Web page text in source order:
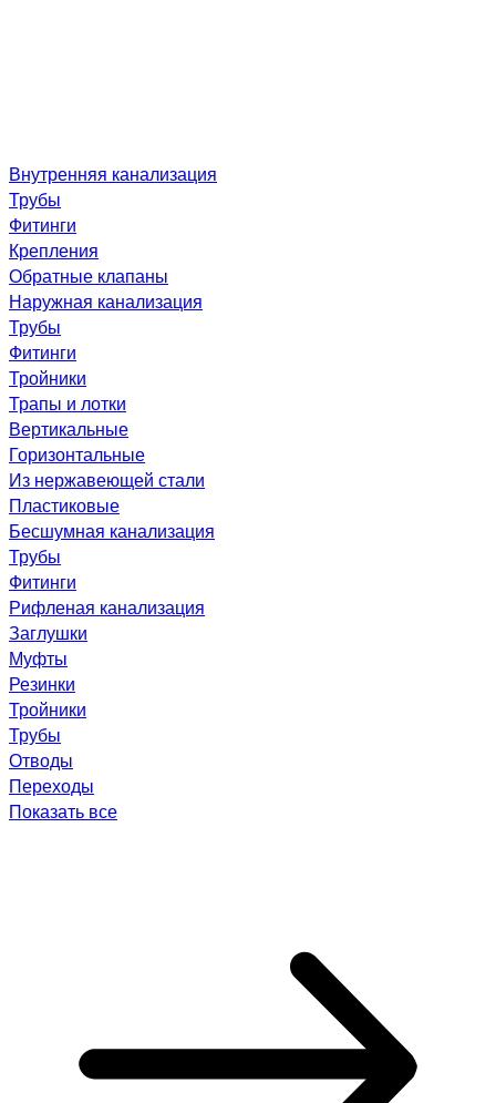
Внутренняя канализация
Трубы
Фитинги
Крепления
Обратные клапаны
Наружная канализация
Трубы
Фитинги
Тройники
Трапы и лотки
Вертикальные
Горизонтальные
Из нержавеющей стали
Пластиковые
Бесшумная канализация
Трубы
Фитинги
Рифленая канализация
Заглушки
Муфты
Резинки
Тройники
Трубы
Отводы
Переходы
Показать все